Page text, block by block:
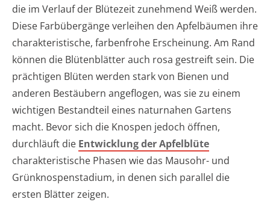
die im Verlauf der Blütezeit zunehmend Weiß werden.
Diese Farbübergänge verleihen den Apfelbäumen ihre
charakteristische, farbenfrohe Erscheinung. Am Rand
können die Blütenblätter auch rosa gestreift sein. Die
prächtigen Blüten werden stark von Bienen und
anderen Bestäubern angeflogen, was sie zu einem
wichtigen Bestandteil eines naturnahen Gartens
macht. Bevor sich die Knospen jedoch öffnen,
durchläuft die Entwicklung der Apfelblüte
charakteristische Phasen wie das Mausohr- und
Grünknospenstadium, in denen sich parallel die
ersten Blätter zeigen.